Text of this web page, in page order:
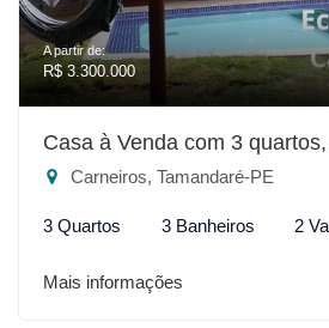
A partir de:
R$ 3.300.000
Casa à Venda com 3 quartos,
Carneiros, Tamandaré-PE
3 Quartos 3 Banheiros 2
Mais informações